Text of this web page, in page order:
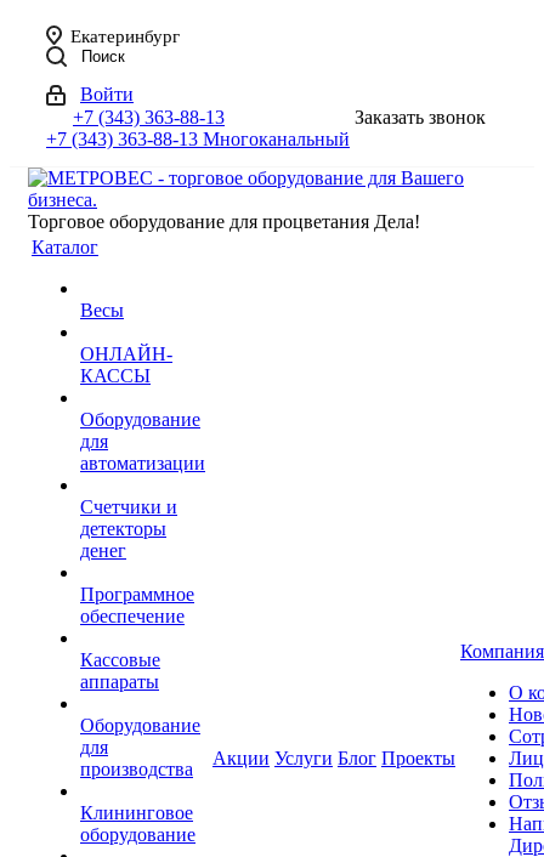
Екатеринбург
Поиск
Войти
+7 (343) 363-88-13
+7 (343) 363-88-13 Многоканальный
Заказать звонок
Торговое оборудование для процветания Дела!
Каталог
Весы
ОНЛАЙН-
КАССЫ
Оборудование
для
автоматизации
Счетчики и
детекторы
денег
Программное
обеспечение
Кассовые
аппараты
Оборудование
для
производства
Клининговое
оборудование
Акции Услуги Блог Проекты
Компания
О